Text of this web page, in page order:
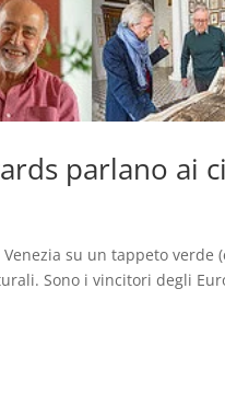
parlano ai
su un tappeto verde
Sono i vincitori degli